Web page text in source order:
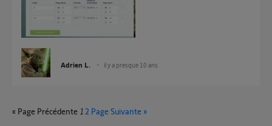
Adrien L. il y a presque 10 ans
« Page Précédente 1 2 Page Suivante »